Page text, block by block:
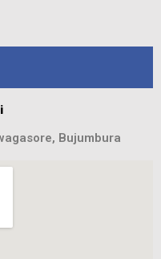
Bujumbura